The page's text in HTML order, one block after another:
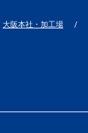
大阪本社・加工場